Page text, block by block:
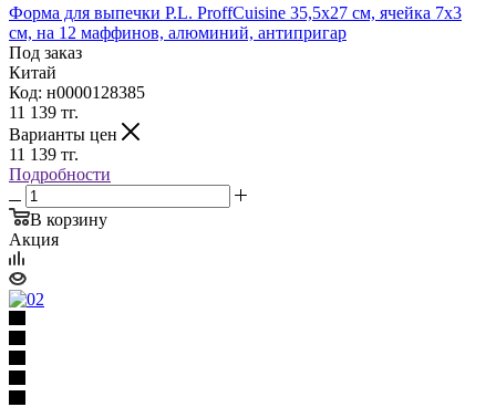
Форма для выпечки P.L. ProffСuisine 35,5х27 см, ячейка 7х3
см, на 12 маффинов, алюминий, антипригар
Под заказ
Китай
Код: н0000128385
11 139 тг.
Варианты цен
11 139 тг.
Подробности
В корзину
Акция